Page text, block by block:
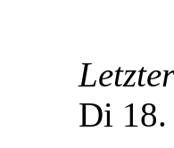
Di 18.